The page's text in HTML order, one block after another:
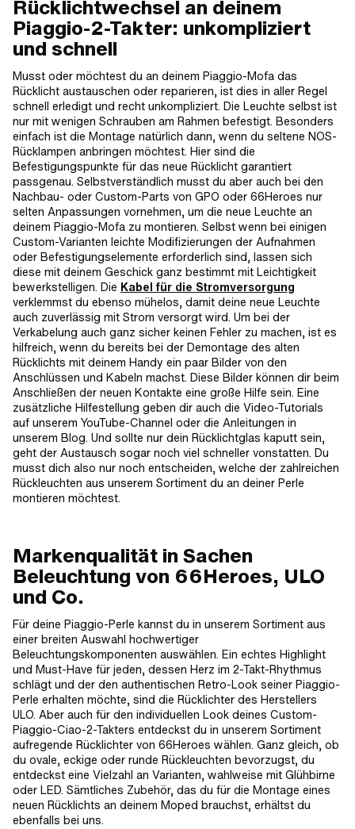
Rücklichtwechsel an deinem
Piaggio-2-Takter: unkompliziert
und schnell
Musst oder möchtest du an deinem Piaggio-Mofa das
Rücklicht austauschen oder reparieren, ist dies in aller Regel
schnell erledigt und recht unkompliziert. Die Leuchte selbst ist
nur mit wenigen Schrauben am Rahmen befestigt. Besonders
einfach ist die Montage natürlich dann, wenn du seltene NOS-
Rücklampen anbringen möchtest. Hier sind die
Befestigungspunkte für das neue Rücklicht garantiert
passgenau. Selbstverständlich musst du aber auch bei den
Nachbau- oder Custom-Parts von GPO oder 66Heroes nur
selten Anpassungen vornehmen, um die neue Leuchte an
deinem Piaggio-Mofa zu montieren. Selbst wenn bei einigen
Custom-Varianten leichte Modifizierungen der Aufnahmen
oder Befestigungselemente erforderlich sind, lassen sich
diese mit deinem Geschick ganz bestimmt mit Leichtigkeit
bewerkstelligen. Die Kabel für die Stromversorgung
verklemmst du ebenso mühelos, damit deine neue Leuchte
auch zuverlässig mit Strom versorgt wird. Um bei der
Verkabelung auch ganz sicher keinen Fehler zu machen, ist es
hilfreich, wenn du bereits bei der Demontage des alten
Rücklichts mit deinem Handy ein paar Bilder von den
Anschlüssen und Kabeln machst. Diese Bilder können dir beim
Anschließen der neuen Kontakte eine große Hilfe sein. Eine
zusätzliche Hilfestellung geben dir auch die Video-Tutorials
auf unserem YouTube-Channel oder die Anleitungen in
unserem Blog. Und sollte nur dein Rücklichtglas kaputt sein,
geht der Austausch sogar noch viel schneller vonstatten. Du
musst dich also nur noch entscheiden, welche der zahlreichen
Rückleuchten aus unserem Sortiment du an deiner Perle
montieren möchtest.
Markenqualität in Sachen
Beleuchtung von 66Heroes, ULO
und Co.
Für deine Piaggio-Perle kannst du in unserem Sortiment aus
einer breiten Auswahl hochwertiger
Beleuchtungskomponenten auswählen. Ein echtes Highlight
und Must-Have für jeden, dessen Herz im 2-Takt-Rhythmus
schlägt und der den authentischen Retro-Look seiner Piaggio-
Perle erhalten möchte, sind die Rücklichter des Herstellers
ULO. Aber auch für den individuellen Look deines Custom-
Piaggio-Ciao-2-Takters entdeckst du in unserem Sortiment
aufregende Rücklichter von 66Heroes wählen. Ganz gleich, ob
du ovale, eckige oder runde Rückleuchten bevorzugst, du
entdeckst eine Vielzahl an Varianten, wahlweise mit Glühbirne
oder LED. Sämtliches Zubehör, das du für die Montage eines
neuen Rücklichts an deinem Moped brauchst, erhältst du
ebenfalls bei uns.